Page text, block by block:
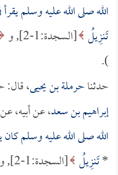
الله صلى الله عليه وسلم
تَنزِيلُ [السجدة:1-2], و
).
حدثناحرملة بن يحيى، قال:
إبراهيم بن سعد، عن أبيه، عن
الله صلى الله عليه وسلم
*تَنزِيلُ [السجدة:1-2], و